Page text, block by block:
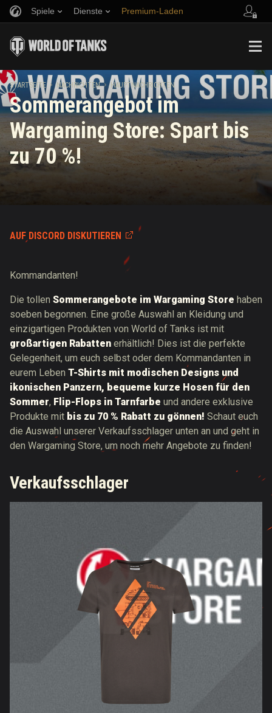
Spiele Dienste Premium-Laden
Musik
Richtlinien zum Fairplay
Wargaming.net Game Center
Ratgeber zu Twitch-Drops
Empfehle einen Freund
Discord
Mod-Hub
Medien
STARTSEITE NACHRICHTEN HAUPTNACHRICHTEN
Sommerangebot im
Wargaming Store: Spart bis
zu 70 %!
AUF DISCORD DISKUTIEREN
Kommandanten!
Die tollen Sommerangebote im Wargaming Store haben
soeben begonnen. Eine große Auswahl an Kleidung und
einzigartigen Produkten von World of Tanks ist mit
großartigen Rabatten erhältlich! Dies ist die perfekte
Gelegenheit, um euch selbst oder dem Kommandanten in
eurem Leben T-Shirts mit modischen Designs und
ikonischen Panzern, bequeme kurze Hosen für den
Sommer, Flip-Flops in Tarnfarbe und andere exklusive
Produkte mit bis zu 70 % Rabatt zu gönnen! Schaut euch
die Auswahl unserer Verkaufsschlager unten an und geht in
den Wargaming Store, um noch mehr Angebote zu finden!
Verkaufsschlager